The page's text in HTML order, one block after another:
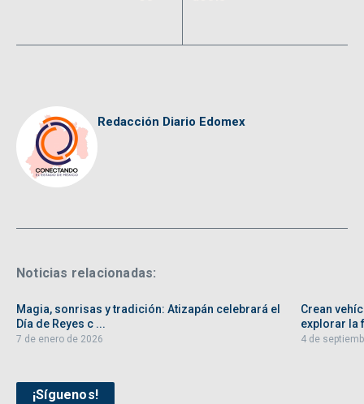
Redacción Diario Edomex
Noticias relacionadas:
Magia, sonrisas y tradición: Atizapán celebrará el
Día de Reyes c ...
7 de enero de 2026
Crean
explorar la
4 de
¡Síguenos!